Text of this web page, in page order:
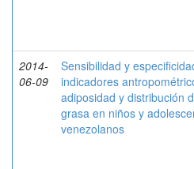
2014-
06-09
Sensibilidad y
indicadores
adiposidad y distribución
grasa en niños y
venezolanos